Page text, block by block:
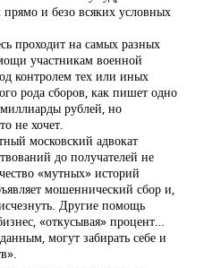
и безо всяких условных
проходит на самых разных
участникам военной
контролем тех или иных
рода сборов, как пишет одно
миллиарды рублей, но
не хочет.
московский адвокат
до получателей не
«мутных» историй
мошеннический сбор и,
Другие помощь
«откусывая» процент…
могут забирать себе и